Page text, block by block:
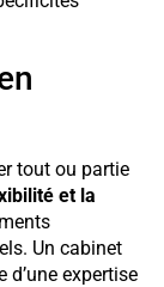
tout ou partie
et la
Un cabinet
d’une expertise